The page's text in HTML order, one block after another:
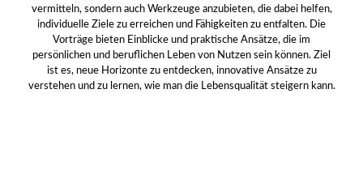
vermitteln, sondern auch Werkzeuge anzubieten, die dabei helfen,
individuelle Ziele zu erreichen und Fähigkeiten zu entfalten. Die
Vorträge bieten Einblicke und praktische Ansätze, die im
persönlichen und beruflichen Leben von Nutzen sein können. Ziel
ist es, neue Horizonte zu entdecken, innovative Ansätze zu
verstehen und zu lernen, wie man die Lebensqualität steigern kann.